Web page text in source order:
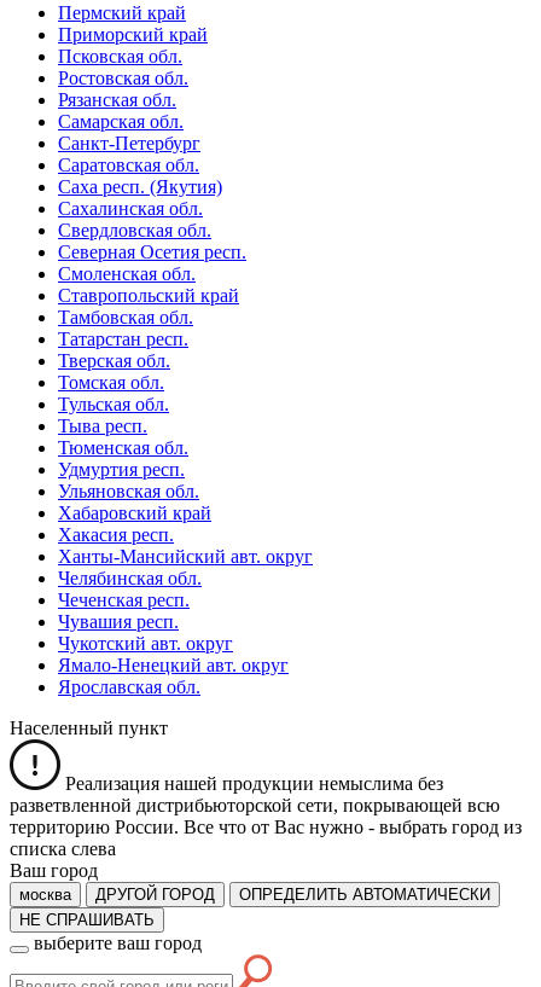
Пермский край
Приморский край
Псковская обл.
Ростовская обл.
Рязанская обл.
Самарская обл.
Санкт-Петербург
Саратовская обл.
Саха респ. (Якутия)
Сахалинская обл.
Свердловская обл.
Северная Осетия респ.
Смоленская обл.
Ставропольский край
Тамбовская обл.
Татарстан респ.
Тверская обл.
Томская обл.
Тульская обл.
Тыва респ.
Тюменская обл.
Удмуртия респ.
Ульяновская обл.
Хабаровский край
Хакасия респ.
Ханты-Мансийский авт. округ
Челябинская обл.
Чеченская респ.
Чувашия респ.
Чукотский авт. округ
Ямало-Ненецкий авт. округ
Ярославская обл.
Населенный пункт
Реализация нашей продукции немыслима без
разветвленной дистрибьюторской сети, покрывающей всю
территорию России. Все что от Вас нужно - выбрать город из
списка слева
Ваш город
москва ДРУГОЙ ГОРОД
ОПРЕДЕЛИТЬ АВТОМАТИЧЕСКИ
НЕ СПРАШИВАТЬ
выберите ваш город